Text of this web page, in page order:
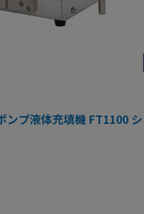
ンプ液体充填機 FT1100